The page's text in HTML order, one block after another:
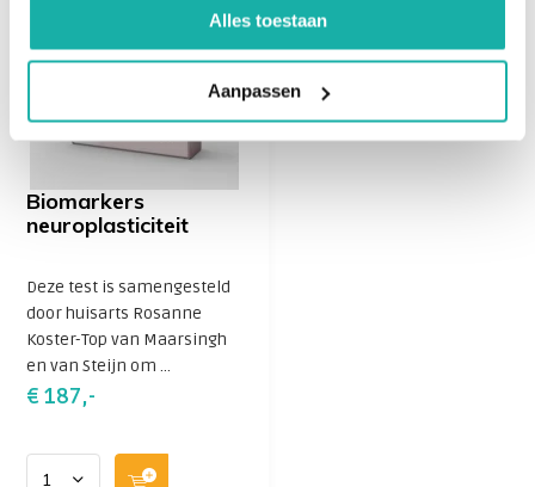
Alles toestaan
Aanpassen
Vitamine B12 (serum)*
Biomarkers
neuroplasticiteit
Deze test is samengesteld
door huisarts Rosanne
Koster-Top van Maarsingh
en van Steijn om ...
€ 187,-